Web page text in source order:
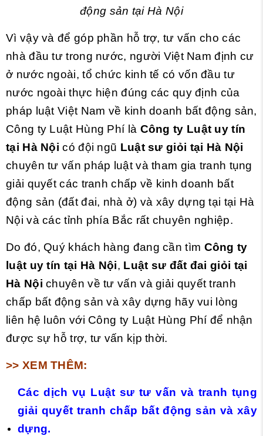
động sản tại Hà Nội
Vì vậy và để góp phần hỗ trợ, tư vấn cho các
nhà đầu tư trong nước, người Việt Nam định cư
ở nước ngoài, tổ chức kinh tế có vốn đầu tư
nước ngoài thực hiện đúng các quy định của
pháp luật Việt Nam về kinh doanh bất động sản,
Công ty Luật Hùng Phí là Công ty Luật uy tín
tại Hà Nội có đội ngũ Luật sư giỏi tại Hà Nội
chuyên tư vấn pháp luật và tham gia tranh tụng
giải quyết các tranh chấp về kinh doanh bất
động sản (đất đai, nhà ở) và xây dựng tại tại Hà
Nội và các tỉnh phía Bắc rất chuyên nghiệp.
Do đó, Quý khách hàng đang cần tìm Công ty
luật uy tín tại Hà Nội, Luật sư đất đai giỏi tại
Hà Nội chuyên về tư vấn và giải quyết tranh
chấp bất động sản và xây dựng hãy vui lòng
liên hệ luôn với Công ty Luật Hùng Phí để nhận
được sự hỗ trợ, tư vấn kịp thời.
>> XEM THÊM:
Các dịch vụ Luật sư tư vấn và tranh tụng
giải quyết tranh chấp bất động sản và xây
dựng.